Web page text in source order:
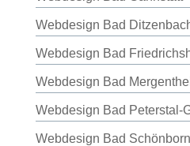
Webdesign Bad
Webdesign Bad
Webdesign Bad
Webdesign Bad Peterstal-
Webdesign Bad Schönborn